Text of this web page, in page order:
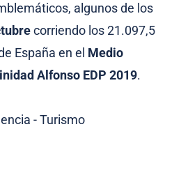
algunos de los
corriendo los 21.097,5
España en el Medio
Alfonso EDP 2019.